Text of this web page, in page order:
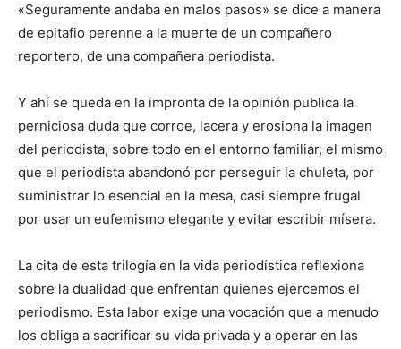
«Seguramente andaba en malos pasos» se dice a manera
de epitafio perenne a la muerte de un compañero
reportero, de una compañera periodista.
Y ahí se queda en la impronta de la opinión publica la
perniciosa duda que corroe, lacera y erosiona la imagen
del periodista, sobre todo en el entorno familiar, el mismo
que el periodista abandonó por perseguir la chuleta, por
suministrar lo esencial en la mesa, casi siempre frugal
por usar un eufemismo elegante y evitar escribir mísera.
La cita de esta trilogía en la vida periodística reflexiona
sobre la dualidad que enfrentan quienes ejercemos el
periodismo. Esta labor exige una vocación que a menudo
los obliga a sacrificar su vida privada y a operar en las